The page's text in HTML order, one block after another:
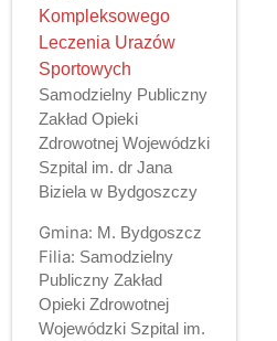
Kompleksowego
Leczenia Urazów
Sportowych
Samodzielny Publiczny
Zakład Opieki
Zdrowotnej Wojewódzki
Szpital im. dr Jana
Biziela w Bydgoszczy
Gmina: M. Bydgoszcz
Filia: Samodzielny
Publiczny Zakład
Opieki Zdrowotnej
Wojewódzki Szpital im.